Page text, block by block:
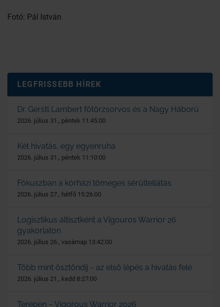
Fotó: Pál István
LEGFRISSEBB HÍREK
Dr. Gerstl Lambert főtörzsorvos és a Nagy Háború
2026. július 31., péntek 11:45:00
Két hivatás, egy egyenruha
2026. július 31., péntek 11:10:00
Fókuszban a kórházi tömeges sérültellátás
2026. július 27., hétfő 15:26:00
Logisztikus altisztként a Vigouros Warrior 26
gyakorlaton
2026. július 26., vasárnap 13:42:00
Több mint ösztöndíj - az első lépés a hivatás felé
2026. július 21., kedd 8:27:00
Terepen – Vigorous Warrior 2026